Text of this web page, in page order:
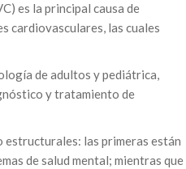
es la principal causa de
cardiovasculares, las cuales
de adultos y pediátrica,
y tratamiento de
estructurales: las primeras están
de salud mental; mientras que